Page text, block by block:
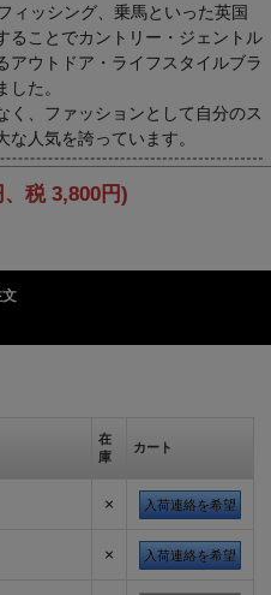
ィッシング、乗馬といった英国
ることでカントリー・ジェントル
アウトドア・ライフスタイルブラ
た。
く、ファッションとして自分のス
人気を誇っています。
税 3,800円)
在
庫
カート
× 入荷連絡を希望
× 入荷連絡を希望